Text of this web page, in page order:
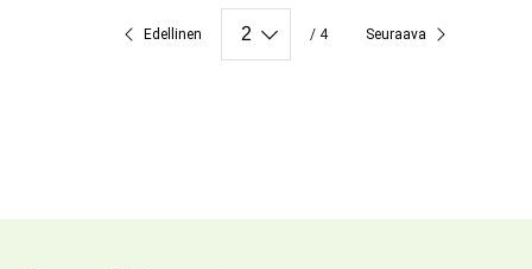
Edellinen / 4 Seuraava